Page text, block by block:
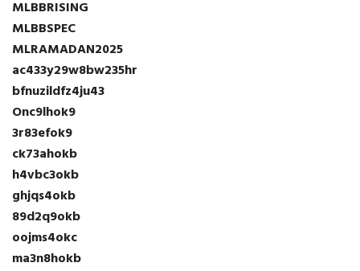
MLBBRISING
MLBBSPEC
MLRAMADAN2025
ac433y29w8bw235hr
bfnuzildfz4ju43
Onc9lhok9
3r83efok9
ck73ahokb
h4vbc3okb
ghjqs4okb
89d2q9okb
oojms4okc
ma3n8hokb